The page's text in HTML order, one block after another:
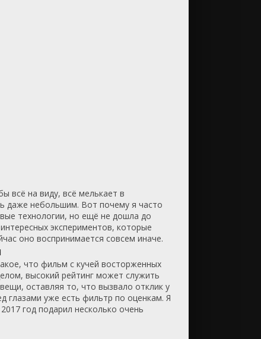
всё на виду, всё мелькает в
даже небольшим. Вот почему я часто
технологии, но ещё не дошла до
экспериментов, которые
оно воспринимается совсем иначе.
что фильм с кучей восторженных
высокий рейтинг может служить
оставляя то, что вызвало отклик у
глазами уже есть фильтр по оценкам. Я
год подарил несколько очень